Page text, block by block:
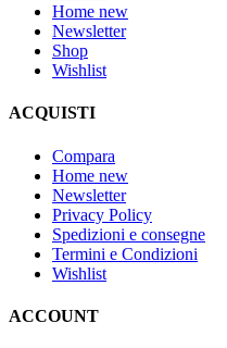
Home new
Newsletter
Shop
Wishlist
ACQUISTI
Compara
Home new
Newsletter
Privacy Policy
Spedizioni e consegne
Termini e Condizioni
Wishlist
ACCOUNT